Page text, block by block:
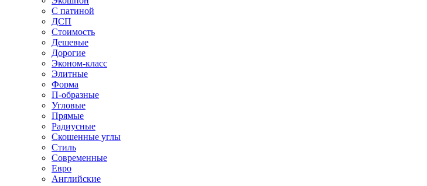
С патиной
ДСП
Стоимость
Дешевые
Дорогие
Эконом-класс
Элитные
Форма
П-образные
Угловые
Прямые
Радиусные
Скошенные углы
Стиль
Современные
Евро
Английские